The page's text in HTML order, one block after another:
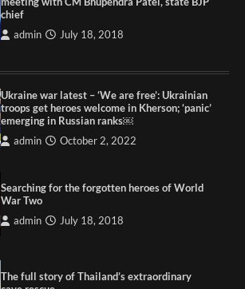
chief
admin July 18, 2018
Ukraine war latest – ‘We are free’: Ukrainian
troops get heroes welcome in Kherson; ‘panic’
emerging in Russian ranks￼
admin October 2, 2022
Searching for the forgotten heroes of World
War Two
admin July 18, 2018
The full story of Thailand’s extraordinary